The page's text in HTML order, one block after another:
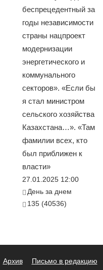
беспрецедентный за
годы независимости
страны нацпроект
модернизации
энергетического и
коммунального
секторов». «Если бы
я стал министром
сельского хозяйства
Казахстана…». «Там
фамилии всех, кто
был приближен к
власти»
27.01.2025 12:00
День за днем
135 (40536)
Архив Письмо в редакцию